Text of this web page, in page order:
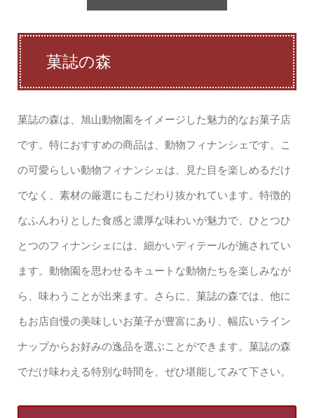
菓誌の森
菓誌の森は、旭山動物園をイメージした魅力的なお菓子店
です。特におすすめの商品は、動物フィナンシェです。こ
の可愛らしい動物フィナンシェは、見た目を楽しめるだけ
でなく、素材の厳選にもこだわり抜かれています。特徴的
なふんわりとした食感と濃厚な味わいが魅力で、ひとつひ
とつのフィナンシェには、細かいディテールが施されてい
ます。動物園を思わせるキュートな動物たちを楽しみなが
ら、味わうことが出来ます。さらに、菓誌の森では、他に
もお店自慢の美味しいお菓子が豊富にあり、幅広いライン
ナップからお好みの逸品を選ぶことができます。菓誌の森
でだけ味わえる特別な時間を、ぜひ堪能してみて下さい。